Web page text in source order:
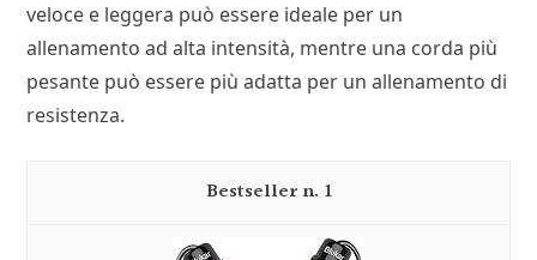
veloce e leggera può essere ideale per un
allenamento ad alta intensità, mentre una corda più
pesante può essere più adatta per un allenamento di
resistenza.
1